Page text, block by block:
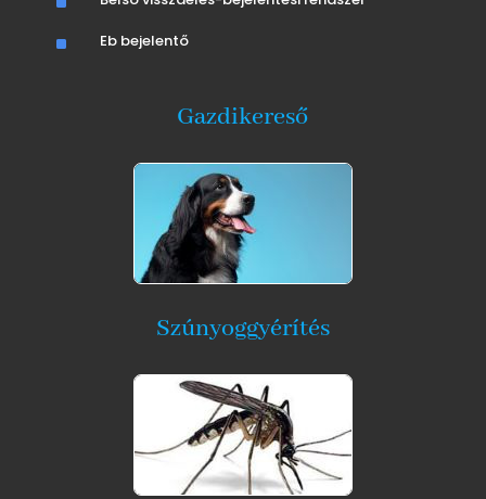
^ Eb bejelentő
Gazdikereső
Szúnyoggyérítés